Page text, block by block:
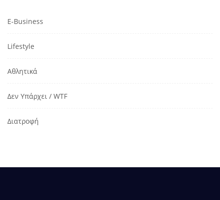
E-Business
Lifestyle
Αθλητικά
Δεν Υπάρχει / WTF
Διατροφή